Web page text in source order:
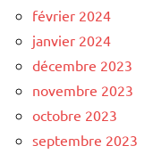
février 2024
janvier 2024
décembre 2023
novembre 2023
octobre 2023
septembre 2023